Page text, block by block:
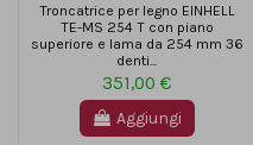
Troncatrice per legno EINHELL
TE-MS 254 T con piano
superiore e lama da 254 mm 36
denti...
351,00 €
Aggiungi